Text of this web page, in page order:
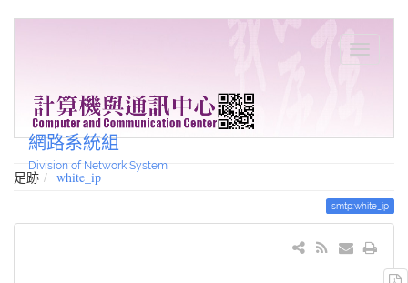
網路系統組
Division of Network System
足跡 white_ip
smtp:white_ip